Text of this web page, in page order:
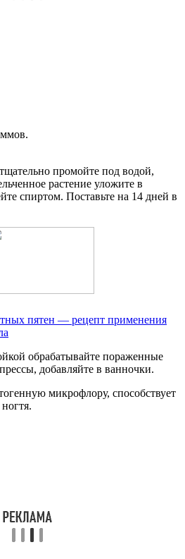
промойте под водой,
растение уложите в
спиртом. Поставьте на 14 дней в
пятен — рецепт применения
обрабатывайте пораженные
добавляйте в ванночки.
микрофлору, способствует